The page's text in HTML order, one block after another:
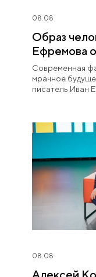
08.08
Образ
Ефремова
Современная
мрачное
писатель Иван
08.08